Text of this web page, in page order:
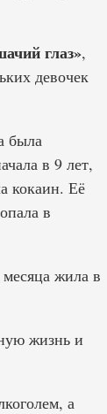
глаз»,
девочек
была
в 9 лет,
кокаин. Её
в
жила в
жизнь и
а